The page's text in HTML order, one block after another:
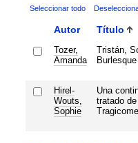
Seleccionar todo
Autor Título
Tozer,
Amanda
Tristán,
Hirel-
Wouts,
Sophie
Una
tratado